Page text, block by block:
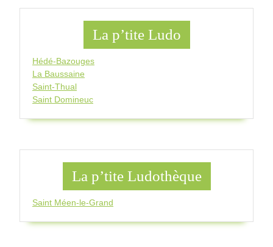
La p’tite Ludo
Hédé-Bazouges
La Baussaine
Saint-Thual
Saint Domineuc
La p’tite Ludothèque
Saint Méen-le-Grand